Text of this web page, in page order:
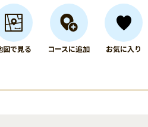
図で見る コースに追加 お気に入り